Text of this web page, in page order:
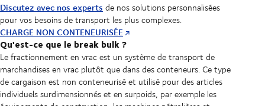
Discutez avec nos experts de nos solutions personnalisées
pour vos besoins de transport les plus complexes.
CHARGE NON CONTENEURISÉE
Qu'est-ce que le break bulk ?
Le fractionnement en vrac est un système de transport de
marchandises en vrac plutôt que dans des conteneurs. Ce type
de cargaison est non conteneurisé et utilisé pour des articles
individuels surdimensionnés et en surpoids, par exemple les